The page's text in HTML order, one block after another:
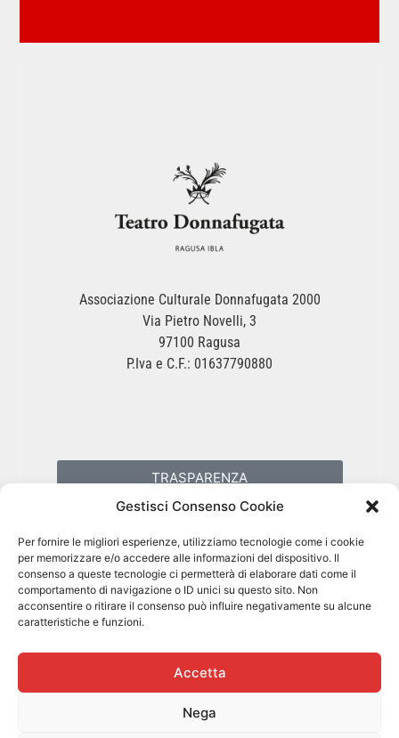
Gestisci Consenso Cookie
Per fornire le migliori esperienze, utilizziamo tecnologie come i cookie
per memorizzare e/o accedere alle informazioni del dispositivo. Il
consenso a queste tecnologie ci permetterà di elaborare dati come il
comportamento di navigazione o ID unici su questo sito. Non
acconsentire o ritirare il consenso può influire negativamente su alcune
caratteristiche e funzioni.
Accetta
Nega
Associazione Culturale Donnafugata 2000
Via Pietro Novelli, 3
97100 Ragusa
P.Iva e C.F.: 01637790880
TRASPARENZA
COOKIES POLICY